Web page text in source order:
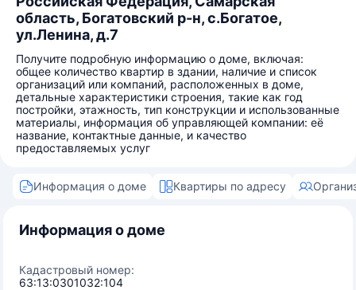
область, Богатовский р-н, с.Богатое,
ул.Ленина, д.7
Получите подробную информацию о доме, включая:
общее количество квартир в здании, наличие и список
организаций или компаний, расположенных в доме,
детальные характеристики строения, такие как год
постройки, этажность, тип конструкции и использованные
материалы, информация об управляющей компании: её
название, контактные данные, и качество
предоставляемых услуг
Информация о доме Квартиры по адресу
Информация о доме
Кадастровый номер:
63:13:0301032:104